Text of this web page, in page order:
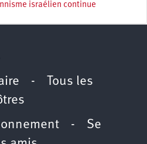
israélien continue
-
Tous les
- Se